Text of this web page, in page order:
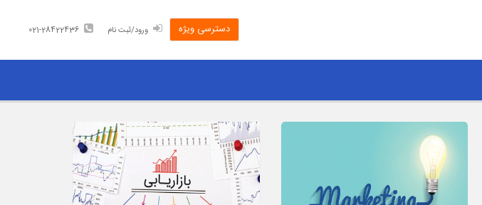
021-28422436 ورود/ثبت نام دسترسی ویژه